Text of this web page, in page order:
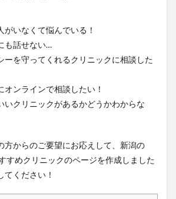
がいなくて悩んでいる！
も話せない…
ーを守ってくれるクリニックに相談した
ンラインで相談したい！
いクリニックがあるかどうかわからな
方からのご要望にお応えして、新潟の
すめクリニックのページを作成しました
ください！